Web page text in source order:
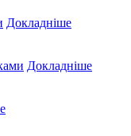
Докладніше
Докладніше